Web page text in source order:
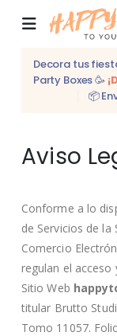
Decora tus
Party Boxes 🥳
📦
Aviso
Conforme a lo
de Servicios de
Comercio
regulan el
Sitio Web
titular Brutto
Tomo 11057.